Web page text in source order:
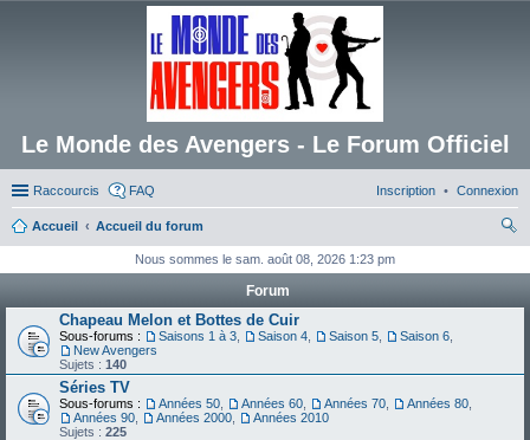
Le Monde des Avengers - Le Forum Officiel
Raccourcis FAQ Connexion
Inscription
Accueil
Accueil du forum
ch
Nous sommes le sam. août 08, 2026 1:23 pm
Forum
Chapeau Melon et Bottes de Cuir
Sous-forums : Saisons 1 à 3 Saison 4 Saison 5 Saison 6
New Avengers
Sujets : 140
Séries TV
Sous-forums : Années 50 Années 60 Années 70 Années 80
Années 90
Années 2000
Années 2010
Sujets : 225